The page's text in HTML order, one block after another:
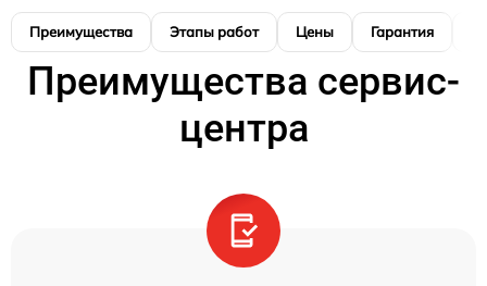
Преимущества Этапы работ Цены Гарантия
Преимущества сервис-
центра